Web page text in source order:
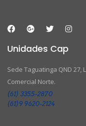
Unidades Cap
Sede Taguatinga QND 27,
Comercial Norte.
(61) 3355-2870
(61)9 9620-2124